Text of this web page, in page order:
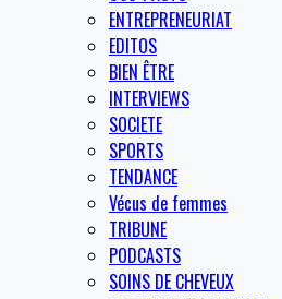
ENTREPRENEURIAT
EDITOS
BIEN ÊTRE
INTERVIEWS
SOCIETE
SPORTS
TENDANCE
Vécus de femmes
TRIBUNE
PODCASTS
SOINS DE CHEVEUX